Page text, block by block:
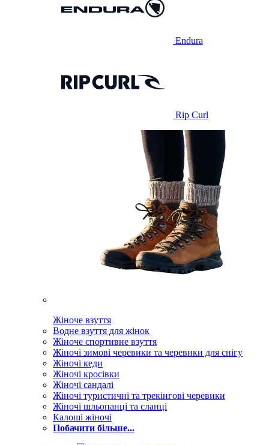
Endura
Rip Curl
Жіноче взуття
Водне взуття для жінок
Жіноче спортивне взуття
Жіночі зимові черевики та черевики для снігу
Жіночі кеди
Жіночі кросівки
Жіночі сандалі
Жіночі туристичні та трекінгові черевики
Жіночі шльопанці та сланці
Калоші жіночі
Побачити більше...